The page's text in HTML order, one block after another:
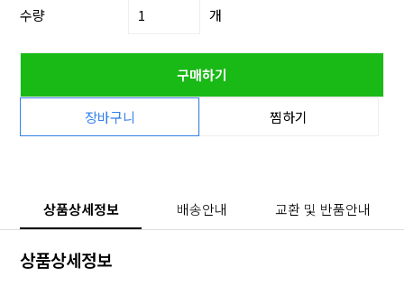
수량 개
구매하기
장바구니 찜하기
상품상세정보 배송안내 교환 및 반품안내
상품상세정보